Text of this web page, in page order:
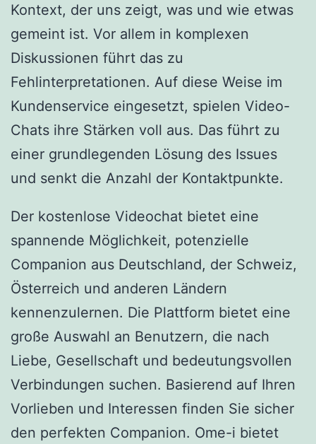
Kontext, der uns zeigt, was und wie etwas
gemeint ist. Vor allem in komplexen
Diskussionen führt das zu
Fehlinterpretationen. Auf diese Weise im
Kundenservice eingesetzt, spielen Video-
Chats ihre Stärken voll aus. Das führt zu
einer grundlegenden Lösung des Issues
und senkt die Anzahl der Kontaktpunkte.
Der kostenlose Videochat bietet eine
spannende Möglichkeit, potenzielle
Companion aus Deutschland, der Schweiz,
Österreich und anderen Ländern
kennenzulernen. Die Plattform bietet eine
große Auswahl an Benutzern, die nach
Liebe, Gesellschaft und bedeutungsvollen
Verbindungen suchen. Basierend auf Ihren
Vorlieben und Interessen finden Sie sicher
den perfekten Companion. Ome-i bietet